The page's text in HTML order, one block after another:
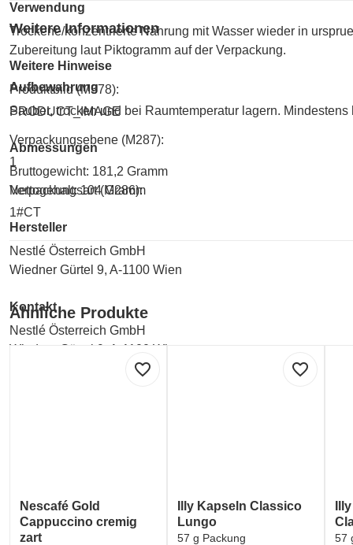
Verwendung
Trockene/konzentrierte Nahrung mit Wasser wieder in
Zubereitung laut Piktogramm auf der Verpackung.
Aufbewahrung
Sauber, trocken und bei Raumtemperatur lagern.
Abmessungen
Bruttogewicht: 181,2 Gramm
Nettogehalt: 104 Gramm
Hersteller
Nestlé Österreich GmbH
Wiedner Gürtel 9, A-1100 Wien
Kontakt
Nestlé Österreich GmbH
Wiedner Gürtel 9, A-1100 Wien
Weitere Informationen
Weitere Hinweise
Produktbild (M378):
PRODUCT_IMAGE
Verpackungsebene (M287):
1
Verpackungsart (M286):
1#CT
Ähnliche Produkte
favorite_border
Nescafé Gold
Cappuccino cremig
zart
favorite_border
Illy Kapseln Classico
Lungo
57 g Packung 57